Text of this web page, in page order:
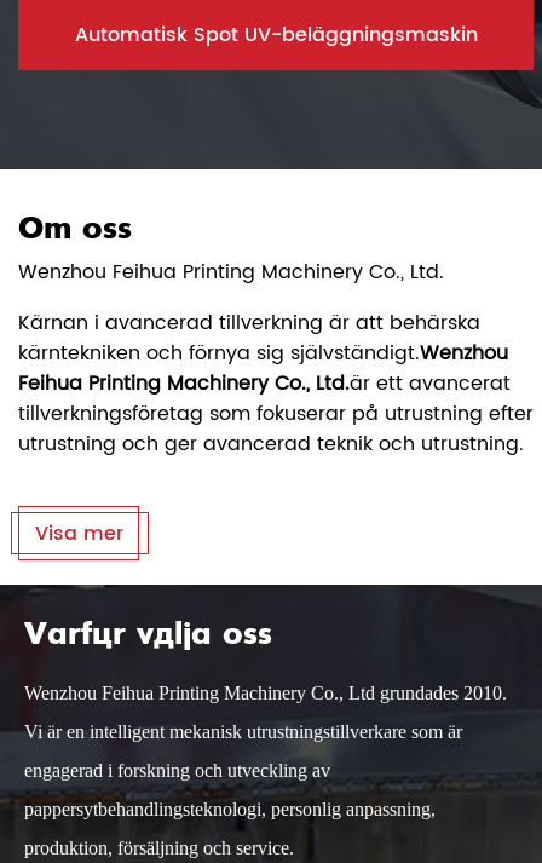
Spot UV-beläggningsmaskin
Om oss
Wenzhou Feihua Printing Machinery Co., Ltd.
Kärnan i avancerad tillverkning är att behärska
kärntekniken och förnya sig självständigt.Wenzhou
Feihua Printing Machinery Co., Ltd.är ett avancerat
tillverkningsföretag som fokuserar på utrustning efter
utrustning och ger avancerad teknik och utrustning.
Visa mer
Varför välja oss
Wenzhou Feihua Printing Machinery Co., Ltd grundades 2010.
Vi är en intelligent mekanisk utrustningstillverkare som är
engagerad i forskning och utveckling av
pappersytbehandlingsteknologi, personlig anpassning,
produktion, försäljning och service.